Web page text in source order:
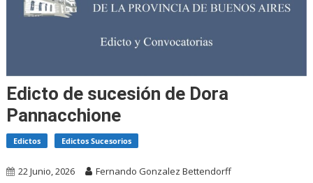
Edicto de sucesión de Dora
Pannacchione
Edictos Edictos Sucesorios
22 Junio, 2026 Fernando Gonzalez Bettendorff